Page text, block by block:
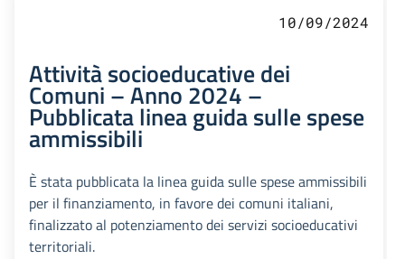
10/09/2024
Attività socioeducative dei
Comuni – Anno 2024 –
Pubblicata linea guida sulle spese
ammissibili
È stata pubblicata la linea guida sulle spese ammissibili
per il finanziamento, in favore dei comuni italiani,
finalizzato al potenziamento dei servizi socioeducativi
territoriali.